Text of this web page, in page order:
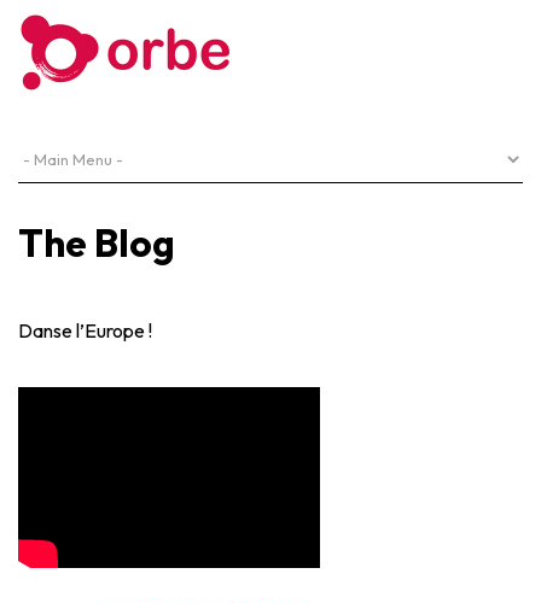
The Blog
Danse l’Europe !